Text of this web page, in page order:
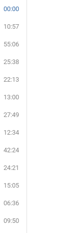
00:00
10:57
55:06
25:38
22:13
13:00
27:49
12:34
42:24
24:21
15:05
06:36
09:50